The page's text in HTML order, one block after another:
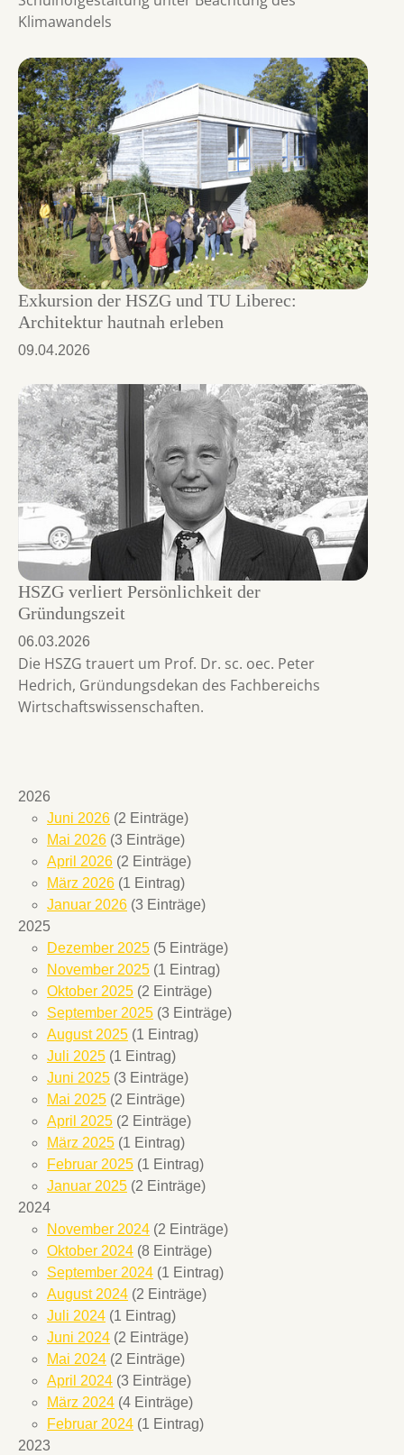
Klimawandels
Exkursion der HSZG und TU Liberec:
Architektur hautnah erleben
09.04.2026
HSZG verliert Persönlichkeit der
Gründungszeit
06.03.2026
Die HSZG trauert um Prof. Dr. sc. oec. Peter
Hedrich, Gründungsdekan des Fachbereichs
Wirtschaftswissenschaften.
2026
Juni 2026 (2 Einträge)
Mai 2026 (3 Einträge)
April 2026 (2 Einträge)
März 2026 (1 Eintrag)
Januar 2026 (3 Einträge)
2025
Dezember 2025 (5 Einträge)
November 2025 (1 Eintrag)
Oktober 2025 (2 Einträge)
September 2025 (3 Einträge)
August 2025 (1 Eintrag)
Juli 2025 (1 Eintrag)
Juni 2025 (3 Einträge)
Mai 2025 (2 Einträge)
April 2025 (2 Einträge)
März 2025 (1 Eintrag)
Februar 2025 (1 Eintrag)
Januar 2025 (2 Einträge)
2024
November 2024 (2 Einträge)
Oktober 2024 (8 Einträge)
September 2024 (1 Eintrag)
August 2024 (2 Einträge)
Juli 2024 (1 Eintrag)
Juni 2024 (2 Einträge)
Mai 2024 (2 Einträge)
April 2024 (3 Einträge)
März 2024 (4 Einträge)
Februar 2024 (1 Eintrag)
2023